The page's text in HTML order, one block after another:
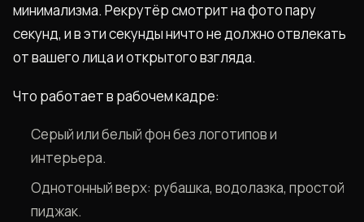
минимализма. Рекрутёр смотрит на фото пару
секунд, и в эти секунды ничто не должно отвлекать
от вашего лица и открытого взгляда.
Что работает в рабочем кадре:
Серый или белый фон без логотипов и
интерьера.
Однотонный верх: рубашка, водолазка, простой
пиджак.